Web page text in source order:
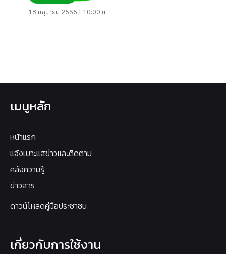
18 มิถุนายน 2565 | 10:00 น.
เมนูหลัก
หน้าแรก
แจ้งเบาะแสข่าวและติดตาม
คลังความรู้
ข่าวสาร
ดาวน์โหลดคู่มือประชาชน
เกี่ยวกับการใช้งาน